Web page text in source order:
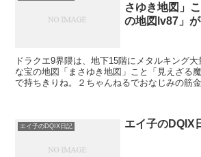
さゆき地図」
の地図lv87」が
ドラクエ9界隈は、地下15階にメタルキング
な宝の地図「まさゆき地図」こと「見えざる
で持ちきりね。２ちゃんねるでおなじみの筋
エイ子のDQIX日記 エイ子のDQIX